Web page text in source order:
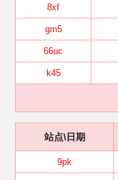
8xf
gm5
66uc
k45
站点\日期
9pk